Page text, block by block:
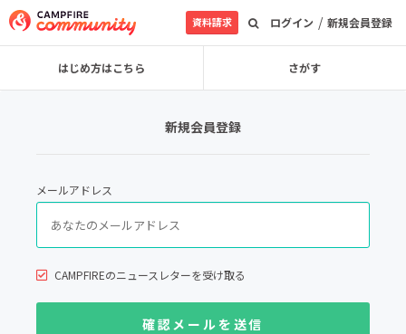
ログイン / 新規会員登録
資料請求
はじめ方はこちら さがす
新規会員登録
メールアドレス
CAMPFIREのニュースレターを受け取る